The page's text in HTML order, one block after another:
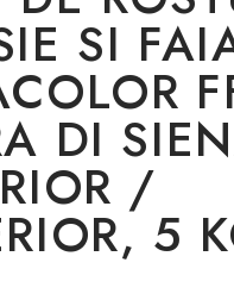
SI
DI
/
5